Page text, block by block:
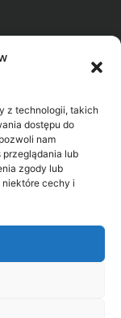
z technologii, takich
dostępu do
nam
lub
zgody lub
cechy i